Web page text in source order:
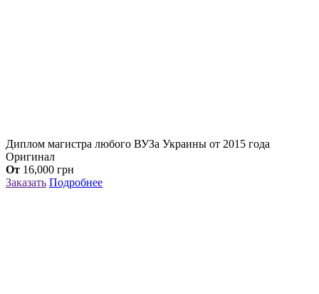
Диплом магистра любого ВУЗа Украины от 2015 года
Оригинал
От 16,000 грн
Заказать Подробнее